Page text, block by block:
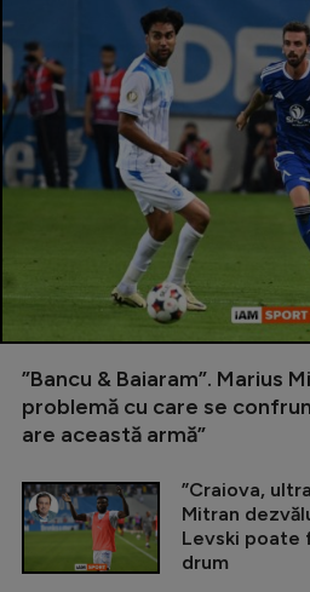
”Bancu & Baiaram”. Marius
problemă cu care se
are această armă”
”Craiova,
Mitran
Levski poate
drum